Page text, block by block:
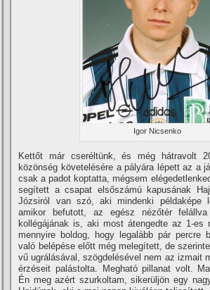
Igor Nicsenko
Kettőt már cseréltünk, és még hátravolt
közönség követelésére a pályára lépett az a
csak a padot koptatta, mégsem
segí­tett a csapat elsőszámú kapusának
Józsiról van szó, aki mindenki példaképe
amikor befutott, az egész nézőtér
kollégájának is, aki most átengedte az 1-es
mennyire boldog, hogy legalább pár percre
való belépése előtt még melegí­tett, de
vű ugrálásával, szögdelésével nem az izmait
érzéseit palástolta. Megható pillanat volt.
Én meg azért szurkoltam, sikerüljön egy